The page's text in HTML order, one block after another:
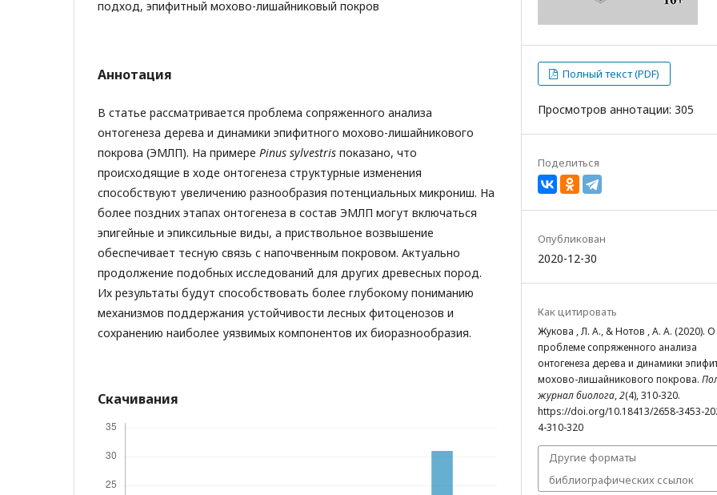
подход, эпифитный мохово-лишайниковый покров
Аннотация
В статье рассматривается проблема сопряженного анализа
онтогенеза дерева и динамики эпифитного мохово-лишайникового
покрова (ЭМЛП). На примере Pinus sylvestris показано, что
происходящие в ходе онтогенеза структурные изменения
способствуют увеличению разнообразия потенциальных микрониш. На
более поздних этапах онтогенеза в состав ЭМЛП могут включаться
эпигейные и эпиксильные виды, а приствольное возвышение
обеспечивает тесную связь с напочвенным покровом. Актуально
продолжение подобных исследований для других древесных пород.
Их результаты будут способствовать более глубокому пониманию
механизмов поддержания устойчивости лесных фитоценозов и
сохранению наиболее уязвимых компонентов их биоразнообразия.
Скачивания
Полный текст (PDF)
Просмотров аннотации: 305
Поделиться
Опубликован
2020-12-30
Как цитировать
Жукова , Л. А., & Нотов , А. А. (2020). О
проблеме сопряженного анализа
онтогенеза дерева и динамики
мохово-лишайникового покрова.
журнал биолога,2(4), 310-320.
https://doi.org/10.18413/2658-3453-
4-310-320
Другие форматы
библиографических ссылок